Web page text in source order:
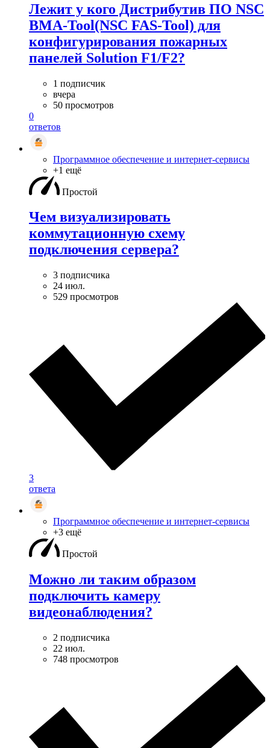
Лежит у кого Дистрибутив ПО NSC
BMA-Tool(NSC FAS-Tool) для
конфигурирования пожарных
панелей Solution F1/F2?
1 подписчик
вчера
50 просмотров
0
ответов
Программное обеспечение и интернет-сервисы
+1 ещё
Простой
Чем визуализировать
коммутационную схему
подключения сервера?
3 подписчика
24 июл.
529 просмотров
3
ответа
Программное обеспечение и интернет-сервисы
+3 ещё
Простой
Можно ли таким образом
подключить камеру
видеонаблюдения?
2 подписчика
22 июл.
748 просмотров